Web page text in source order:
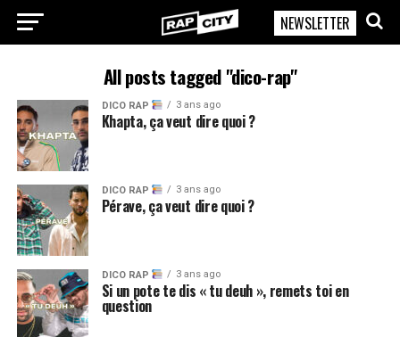
RapCity
NEWSLETTER
All posts tagged "dico-rap"
DICO RAP 3 ans ago
Khapta, ça veut dire quoi ?
DICO RAP 3 ans ago
Pérave, ça veut dire quoi ?
DICO RAP 3 ans ago
Si un pote te dis « tu deuh », remets toi en
question